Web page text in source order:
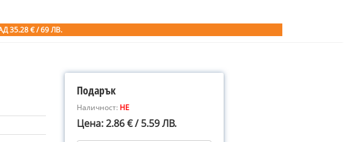
35.28 € / 69 ЛВ.
Подарък
Наличност: НЕ
Цена: 2.86 € / 5.59 ЛВ.